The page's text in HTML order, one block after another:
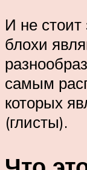
И не
блохи
самым
которых
(глисты).